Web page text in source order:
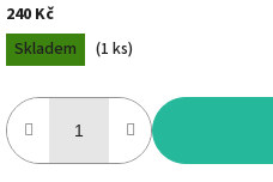
240 Kč
Měrná
cena:
Skladem (1 ks)